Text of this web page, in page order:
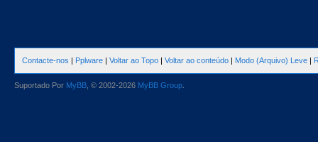
Contacte-nos | Pplware | Voltar ao Topo | Voltar ao conteúdo | Modo (Arquivo) Leve |
Suportado Por MyBB , © 2002-2026 MyBB Group